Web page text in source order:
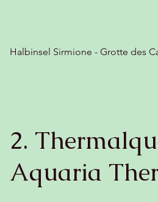
2.
Aquaria
Halbinsel Sirmione - Grotte des